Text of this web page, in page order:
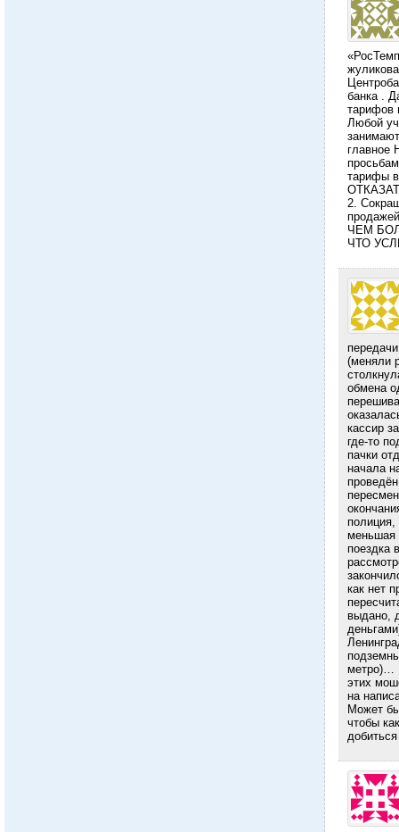
банка .
тарифов
Любой
главное
тарифы
2.
ЧЕМ
ЧТО
(меняли
обмена
кассир
где-то
пачки
начала
меньшая
поездка
как нет
выдано,
метро)…
этих
на
Может
чтобы